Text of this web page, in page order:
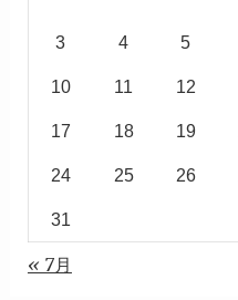
3 4 5
10 11 12
17 18 19
24 25 26
31
« 7月